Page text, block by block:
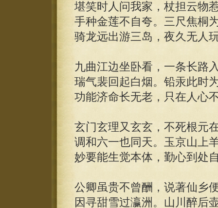
堪笑时人问我家，杖担云物
手种金莲不自夸。三尺焦桐
骑龙远出游三岛，夜久无人
九曲江边坐卧看，一条长路
瑞气裴回起白烟。铅汞此时
功能济命长无老，只在人心
玄门玄理又玄玄，不死根元
调和六一也同天。玉京山上
妙要能生觉本体，勤心到处
公卿虽贵不曾酬，说著仙乡
因寻甜雪过瀛洲。山川醉后